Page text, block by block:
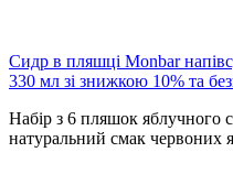
Сидр в пляшці Monbar
330 мл зі знижкою 10% та
Набір з 6 пляшок яблучного
натуральний смак червоних